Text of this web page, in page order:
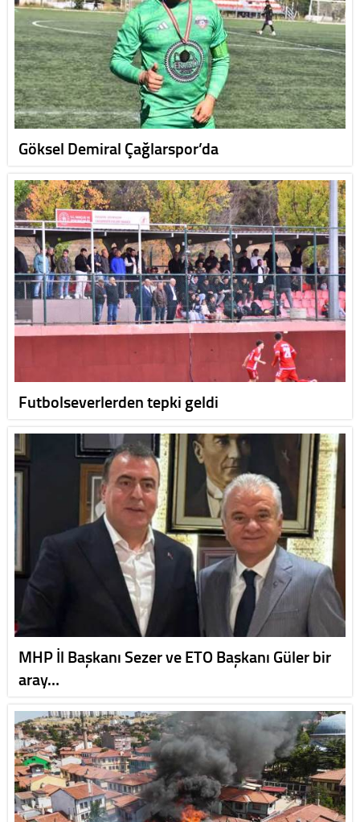
Göksel Demiral Çağlarspor’da
Futbolseverlerden tepki geldi
MHP İl Başkanı Sezer ve ETO Başkanı Güler bir
aray…